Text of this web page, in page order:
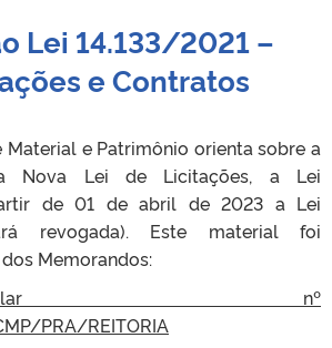
Lei 14.133/2021 –
e Contratos
Material e Patrimônio orienta sobre a
Nova Lei de Licitações, a Lei
de 01 de abril de 2023 a Lei
revogada). Este material foi
Memorandos:
Circular nº
PRA/REITORIA